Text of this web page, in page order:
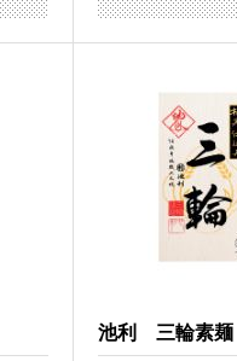
池利 三輪素麺